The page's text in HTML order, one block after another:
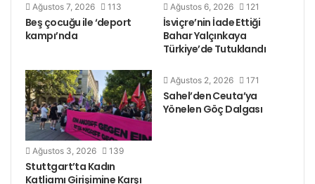
Ağustos 7, 2026 113
Beş çocuğu ile ‘deport
kampı’nda
Ağustos 6, 2026 121
İsviçre’nin İade Ettiği
Bahar Yalçınkaya
Türkiye’de Tutuklandı
Ağustos 3, 2026 139
Stuttgart’ta Kadın
Katliamı Girişimine Karşı
Ağustos 2, 2026 171
Sahel’den Ceuta’ya
Yönelen Göç Dalgası